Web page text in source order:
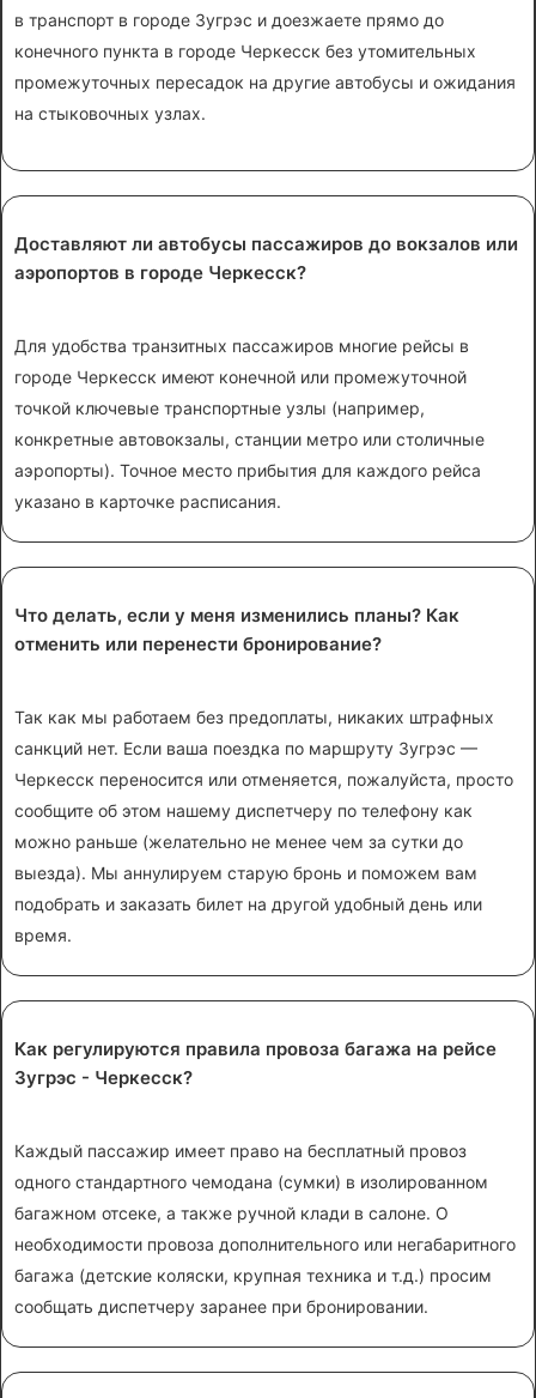
в транспорт в городе Зугрэс и доезжаете прямо до
конечного пункта в городе Черкесск без утомительных
промежуточных пересадок на другие автобусы и ожидания
на стыковочных узлах.
Доставляют ли автобусы пассажиров до вокзалов или
аэропортов в городе Черкесск?
Для удобства транзитных пассажиров многие рейсы в
городе Черкесск имеют конечной или промежуточной
точкой ключевые транспортные узлы (например,
конкретные автовокзалы, станции метро или столичные
аэропорты). Точное место прибытия для каждого рейса
указано в карточке расписания.
Что делать, если у меня изменились планы? Как
отменить или перенести бронирование?
Так как мы работаем без предоплаты, никаких штрафных
санкций нет. Если ваша поездка по маршруту Зугрэс —
Черкесск переносится или отменяется, пожалуйста, просто
сообщите об этом нашему диспетчеру по телефону как
можно раньше (желательно не менее чем за сутки до
выезда). Мы аннулируем старую бронь и поможем вам
подобрать и заказать билет на другой удобный день или
время.
Как регулируются правила провоза багажа на рейсе
Зугрэс - Черкесск?
Каждый пассажир имеет право на бесплатный провоз
одного стандартного чемодана (сумки) в изолированном
багажном отсеке, а также ручной клади в салоне. О
необходимости провоза дополнительного или негабаритного
багажа (детские коляски, крупная техника и т.д.) просим
сообщать диспетчеру заранее при бронировании.